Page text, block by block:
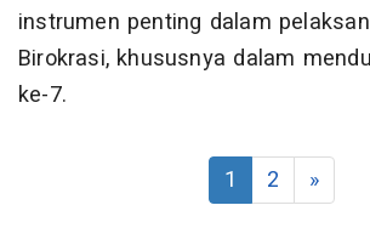
instrumen penting dalam
Birokrasi, khususnya dalam
ke-7.
1 2 »